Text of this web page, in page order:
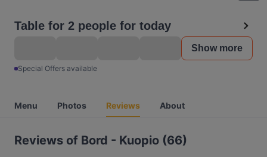
Table for 2 people for today
Show more
Special Offers available
Menu Photos Reviews About
Reviews of Bord - Kuopio (66)